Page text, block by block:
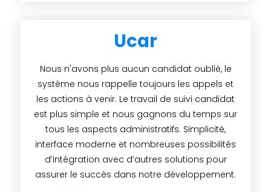
Ucar
Nous n'avons plus aucun candidat oublié, le
système nous rappelle toujours les appels et
les actions à venir. Le travail de suivi candidat
est plus simple et nous gagnons du temps sur
tous les aspects administratifs. Simplicité,
interface moderne et nombreuses possibilités
d’intégration avec d’autres solutions pour
assurer le succès dans notre développement.